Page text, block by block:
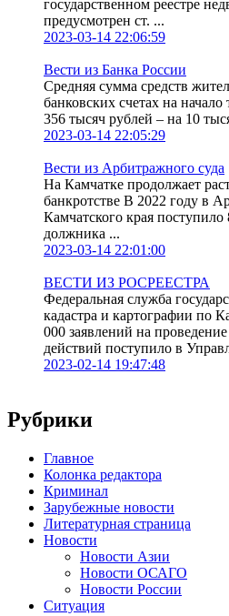
государственном реестре
предусмотрен ст. ...
2023-03-14 22:06:59
Вести из Банка России
Средняя сумма средств
банковских счетах на начало
356 тысяч рублей – на 10
2023-03-14 22:05:29
Вести из Арбитражного суда
На Камчатке продолжает
банкротстве В 2022 году в
Камчатского края
должника ...
2023-03-14 22:01:00
ВЕСТИ ИЗ РОСРЕЕСТРА
Федеральная служба
кадастра и картографии по
000 заявлений на
действий поступило в
2023-02-14 19:47:48
Рубрики
Главное
Колонка редактора
Криминал
Зарубежные новости
Литературная страница
Новости
Новости Азии
Новости ОСАГО
Новости России
Ситуация